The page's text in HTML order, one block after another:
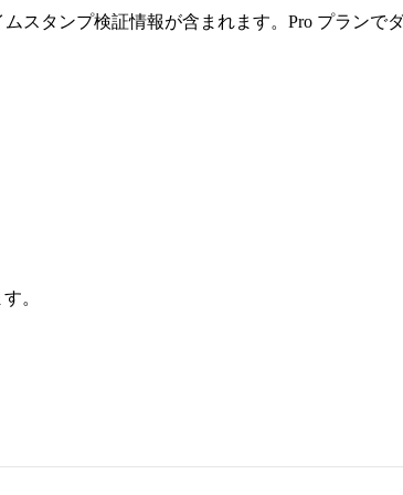
タンプ検証情報が含まれます。Pro プランで
。